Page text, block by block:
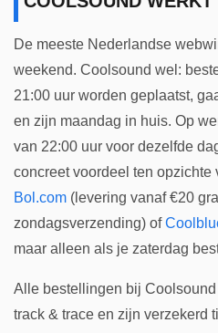
De meeste Nederlandse
weekend. Coolsound wel:
21:00 uur worden geplaatst,
en zijn maandag in huis. Op
van 22:00 uur voor dezelfde
concreet voordeel ten opzichte
Bol.com (levering vanaf €20
zondagsverzending) of
maar alleen als je zaterdag
Alle bestellingen bij
track & trace en zijn verzekerd